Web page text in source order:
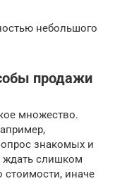
небольшого
продажи
множество.
знакомых и
ждать слишком
стоимости, иначе